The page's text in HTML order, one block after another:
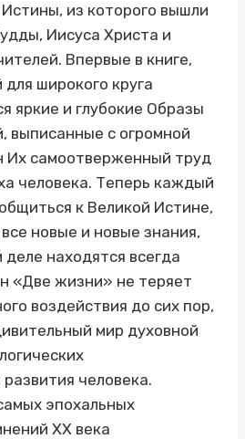
из которого вышли
Иисуса Христа и
Впервые в книге,
широкого круга
яркие и глубокие Образы
выписанные с огромной
Их самоотверженный труд
человека. Теперь каждый
к Великой Истине,
новые и новые знания,
находятся всегда
«Две жизни» не теряет
воздействия до сих пор,
мир духовной
человека.
эпохальных
XX века